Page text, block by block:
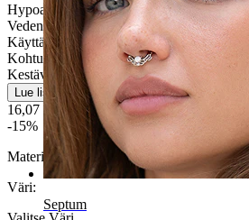
Septum
Hypoallergeeninen
Vedenkestävä
Käyttäjäystävällinen
Kohtuulliseen käyttöön
Kestävä
Lue lisää
16,07 €
18,90 €
-15%
Materiaali: Titaani
Väri: